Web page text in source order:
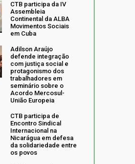
CTB participa da IV
Assembleia
Continental da ALBA
Movimentos Sociais
em Cuba
Adilson Araújo
defende integração
com justiça social e
protagonismo dos
trabalhadores em
seminário sobre o
Acordo Mercosul-
União Europeia
CTB participa de
Encontro Sindical
Internacional na
Nicarágua em defesa
da solidariedade entre
os povos